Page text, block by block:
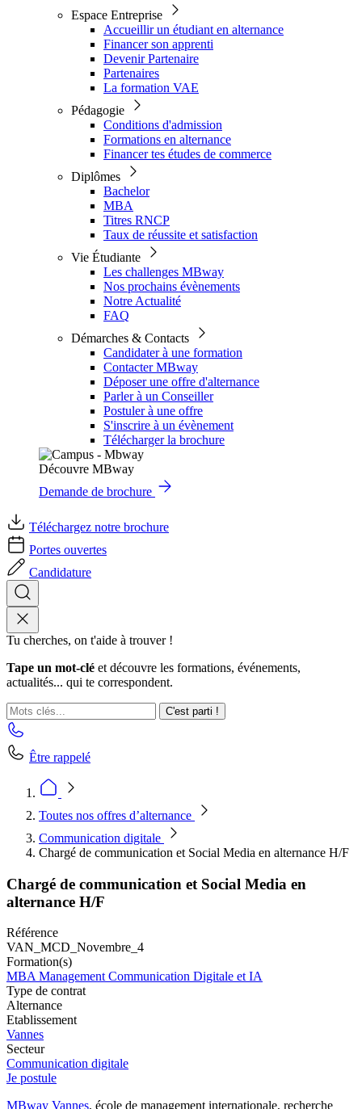
Espace Entreprise
Accueillir un étudiant en alternance
Financer son apprenti
Devenir Partenaire
Partenaires
La formation VAE
Pédagogie
Conditions d'admission
Formations en alternance
Financer tes études de commerce
Diplômes
Bachelor
MBA
Titres RNCP
Taux de réussite et satisfaction
Vie Étudiante
Les challenges MBway
Nos prochains évènements
Notre Actualité
FAQ
Démarches & Contacts
Candidater à une formation
Contacter MBway
Déposer une offre d'alternance
Parler à un Conseiller
Postuler à une offre
S'inscrire à un évènement
Télécharger la brochure
Découvre MBway
Demande de brochure
Téléchargez notre brochure
Portes ouvertes
Candidature
Tu cherches, on t'aide à trouver !
Tape un mot-clé et découvre les formations, événements,
actualités... qui te correspondent.
C'est parti !
Être rappelé
Toutes nos offres d’alternance
Communication digitale
Chargé de communication et Social Media en alternance H/F
Chargé de communication et Social Media en
alternance H/F
Référence
VAN_MCD_Novembre_4
Formation(s)
MBA Management Communication Digitale et IA
Type de contrat
Alternance
Etablissement
Vannes
Secteur
Communication digitale
Je postule
MBway Vannes, école de management internationale, recherche